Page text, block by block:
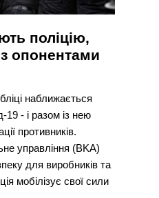
поліцію,
опонентами
наближається
19 - і разом із нею
противників.
управління (BKA)
для виробників та
мобілізує свої сили